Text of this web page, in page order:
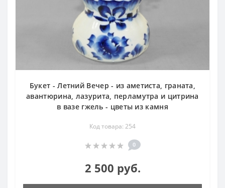
Букет - Летний Вечер - из аметиста, граната,
авантюрина, лазурита, перламутра и цитрина
в вазе гжель - цветы из камня
Код товара: 254
0
2 500 руб.